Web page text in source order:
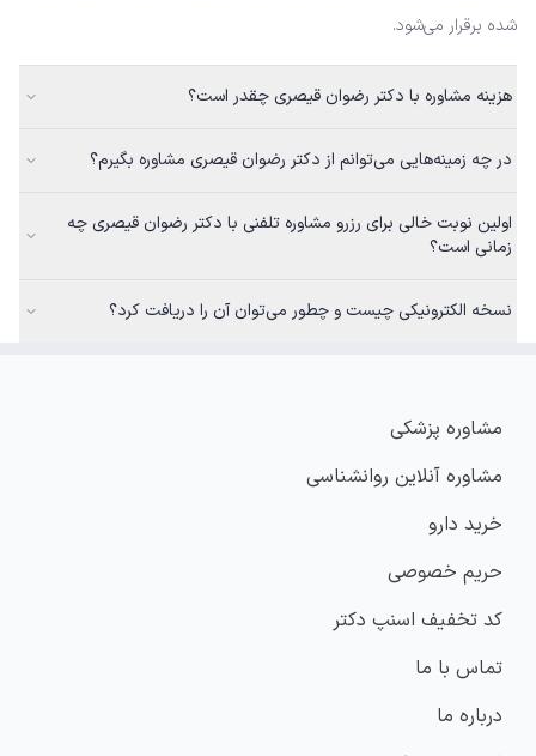
شده برقرار می‌شود.
هزینه مشاوره با دکتر رضوان قیصری چقدر است؟
در چه زمینه‌هایی می‌توانم از دکتر رضوان قیصری مشاوره بگیرم؟
اولین نوبت خالی برای رزرو مشاوره تلفنی با دکتر رضوان قیصری چه
زمانی است؟
نسخه الکترونیکی چیست و چطور می‌توان آن را دریافت کرد؟
مشاوره پزشکی
مشاوره آنلاین روانشناسی
خرید دارو
حریم خصوصی
کد تخفیف اسنپ دکتر
تماس با ما
درباره ما